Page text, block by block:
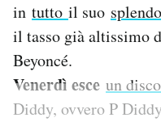
in tutto il suo
il tasso già altissimo
Beyoncé.
Venerdì esce un disco
Diddy, ovvero P